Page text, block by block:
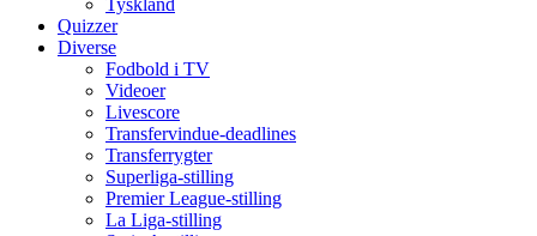
Tyskland
Quizzer
Diverse
Fodbold i TV
Videoer
Livescore
Transfervindue-deadlines
Transferrygter
Superliga-stilling
Premier League-stilling
La Liga-stilling